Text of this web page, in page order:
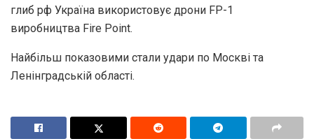
глиб рф Україна використовує дрони FP-1
виробництва Fire Point.
Найбільш показовими стали удари по Москві та
Ленінградській області.